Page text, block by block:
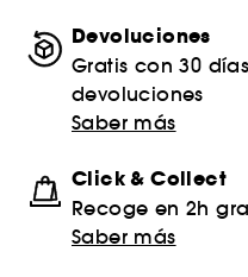
Devoluciones
Gratis con 30
devoluciones
Saber más
Click & Collect
Recoge en 2h
Saber más